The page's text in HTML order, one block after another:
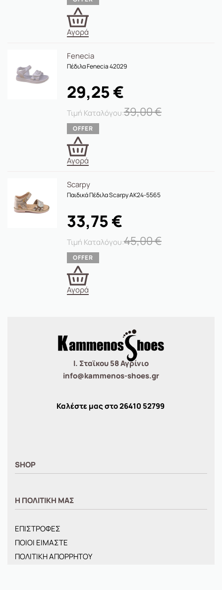
Αγορά
Fenecia
Πέδιλα Fenecia 42029
39,00€
29,25€
Αγορά
Scarpy
Παιδικά Πέδιλα Scarpy AK24-5565
45,00€
33,75€
Αγορά
Ι. Σταϊκου 58 Αγρίνιο
info@kammenos-shoes.gr
Καλέστε μας στο26410 52799
SHOP
ΓΥΝΑΙΚΕΙΑ
BRANDS
ΝΕΕΣ ΑΦΙΞΕΙΣ
OFFERS
Η ΠΟΛΙΤΙΚΗ ΜΑΣ
ΕΠΙΣΤΡΟΦΕΣ
ΠΟΙΟΙ ΕΙΜΑΣΤΕ
ΠΟΛΙΤΙΚΗ ΑΠΟΡΡΗΤΟΥ